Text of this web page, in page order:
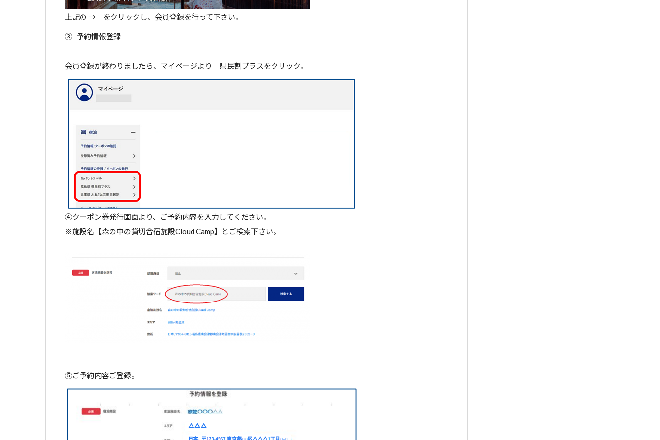
上記の → をクリックし、会員登録を行って下さい。
③ 予約情報登録
会員登録が終わりましたら、マイページより 県民割プラスをクリック。
④クーポン券発行画面より、ご予約内容を入力してください。
※施設名【森の中の貸切合宿施設Cloud Camp】とご検索下さい。
⑤ご予約内容ご登録。